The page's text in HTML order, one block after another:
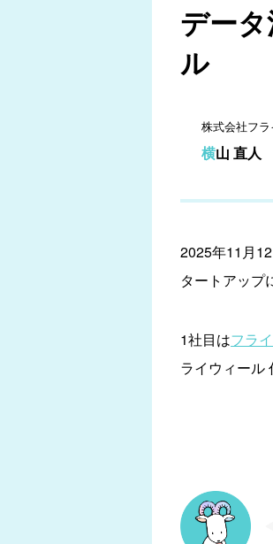
デー
ル
株式会社フ
横山 直人
2025年11月
タートアップ
1社目はフラ
ライウィール